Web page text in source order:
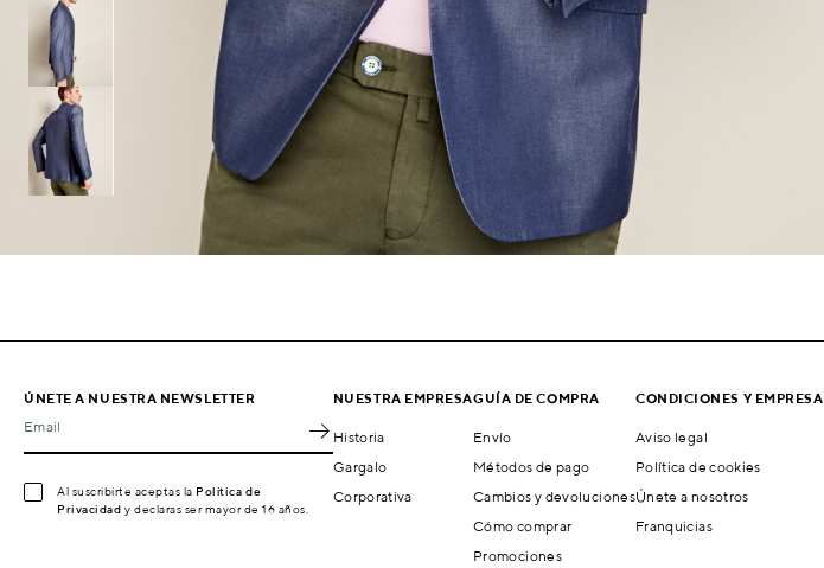
ÚNETE A NUESTRA NEWSLETTER
Email
Al suscribirte aceptas la Política de
Privacidad y declaras ser mayor de 16 años.
NUESTRA EMPRESA
Historia
Gargalo
Corporativa
GUÍA DE COMPRA
Envío
Métodos de pago
Cambios y devoluciones
Cómo comprar
Promociones
CONDICIONES Y EMPRESA
Aviso legal
Política de cookies
Únete a nosotros
Franquicias